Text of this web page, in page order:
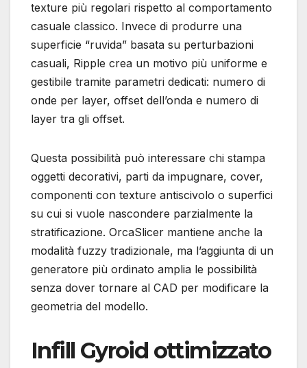
texture più regolari rispetto al comportamento
casuale classico. Invece di produrre una
superficie “ruvida” basata su perturbazioni
casuali, Ripple crea un motivo più uniforme e
gestibile tramite parametri dedicati: numero di
onde per layer, offset dell’onda e numero di
layer tra gli offset.
Questa possibilità può interessare chi stampa
oggetti decorativi, parti da impugnare, cover,
componenti con texture antiscivolo o superfici
su cui si vuole nascondere parzialmente la
stratificazione. OrcaSlicer mantiene anche la
modalità fuzzy tradizionale, ma l’aggiunta di un
generatore più ordinato amplia le possibilità
senza dover tornare al CAD per modificare la
geometria del modello.
Infill Gyroid ottimizzato